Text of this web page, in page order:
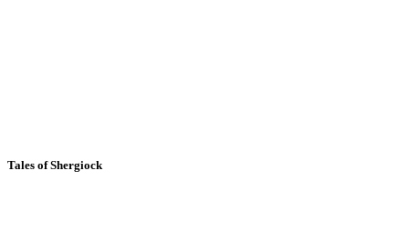
Tales of Shergiock